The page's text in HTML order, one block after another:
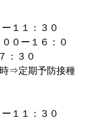
１１：３０
０ー１６：０
：３０
期予防接種
１１：３０